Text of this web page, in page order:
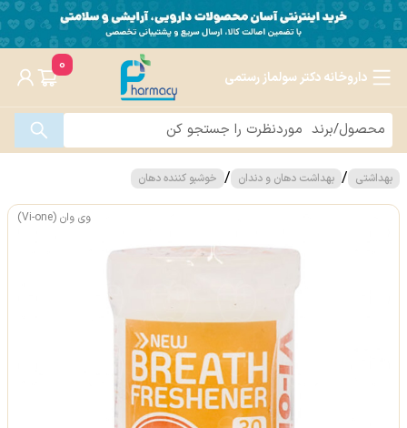
داروخانه دکتر سولماز رستمی
0
بهداشتی / بهداشت دهان و دندان / خوشبو کننده دهان
وی وان (Vi-one)